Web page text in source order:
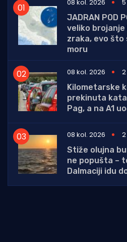
08 kol. 2026
JADRAN POD
veliko
zraka, evo što
moru
08 kol. 2026
Kilometarske
prekinuta
Pag, a na A1
08 kol. 2026
Stiže olujna
ne popušta –
Dalmaciji idu